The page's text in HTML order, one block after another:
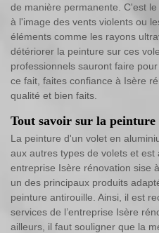
de manière permanente. C'est
à l'image des vents violents ou
éléments comme les rayons
détériorer la peinture sur ces
professionnels sauront faire
ce fait, faites confiance à Isère
qualité et bien faits.
Tout savoir sur la peinture
La peinture d'un volet en
aux autres types de volets et
entreprise Isère rénovation sise
un des principaux produits
peinture antirouille. Ainsi, il est
services de l’entreprise Isère
ailleurs, il faut souligner que la